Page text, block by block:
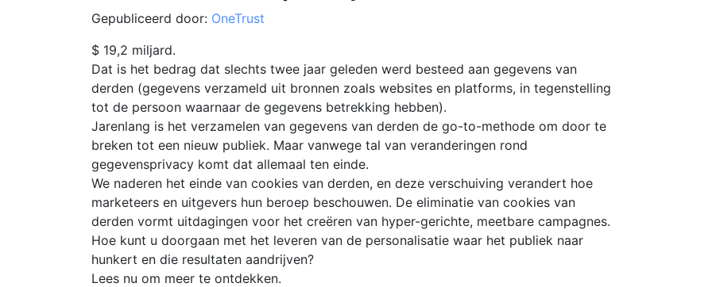
Gepubliceerd door: OneTrust
$ 19,2 miljard.
Dat is het bedrag dat slechts twee jaar geleden werd besteed aan gegevens van
derden (gegevens verzameld uit bronnen zoals websites en platforms, in tegenstelling
tot de persoon waarnaar de gegevens betrekking hebben).
Jarenlang is het verzamelen van gegevens van derden de go-to-methode om door te
breken tot een nieuw publiek. Maar vanwege tal van veranderingen rond
gegevensprivacy komt dat allemaal ten einde.
We naderen het einde van cookies van derden, en deze verschuiving verandert hoe
marketeers en uitgevers hun beroep beschouwen. De eliminatie van cookies van
derden vormt uitdagingen voor het creëren van hyper-gerichte, meetbare campagnes.
Hoe kunt u doorgaan met het leveren van de personalisatie waar het publiek naar
hunkert en die resultaten aandrijven?
Lees nu om meer te ontdekken.